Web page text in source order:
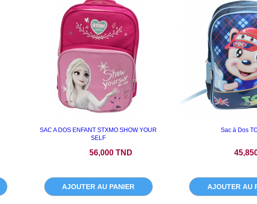
SAC A DOS ENFANT STXMO SHOW YOUR
SELF
56,000 TND
AJOUTER AU PANIER
Sac à Dos
AJOUTER AU